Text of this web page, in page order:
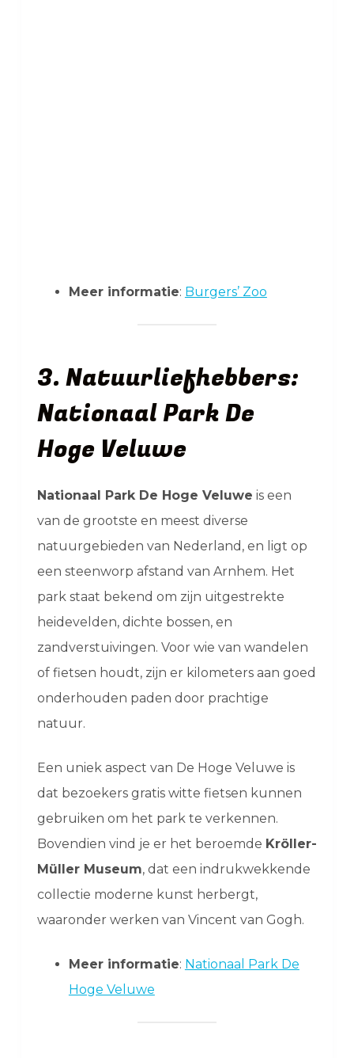
Meer informatie: Burgers’ Zoo
3. Natuurliefhebbers:
Nationaal Park De
Hoge Veluwe
Nationaal Park De Hoge Veluwe is een
van de grootste en meest diverse
natuurgebieden van Nederland, en ligt op
een steenworp afstand van Arnhem. Het
park staat bekend om zijn uitgestrekte
heidevelden, dichte bossen, en
zandverstuivingen. Voor wie van wandelen
of fietsen houdt, zijn er kilometers aan goed
onderhouden paden door prachtige
natuur.
Een uniek aspect van De Hoge Veluwe is
dat bezoekers gratis witte fietsen kunnen
gebruiken om het park te verkennen.
Bovendien vind je er het beroemde Kröller-
Müller Museum, dat een indrukwekkende
collectie moderne kunst herbergt,
waaronder werken van Vincent van Gogh.
Meer informatie: Nationaal Park De
Hoge Veluwe